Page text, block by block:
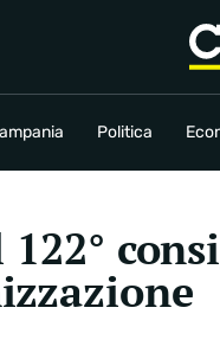
Politica
Economia Cronaca